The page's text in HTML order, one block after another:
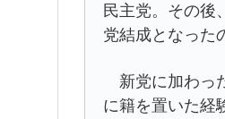
民主党。その後
党結成となった
新党に加わっ
に籍を置いた経